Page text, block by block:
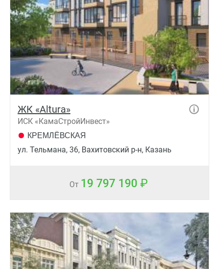
ЖК «Altura»
ИСК «КамаСтройИнвест»
КРЕМЛЁВСКАЯ
ул. Тельмана, 36, Вахитовский р-н, Казань
От 19 797 190